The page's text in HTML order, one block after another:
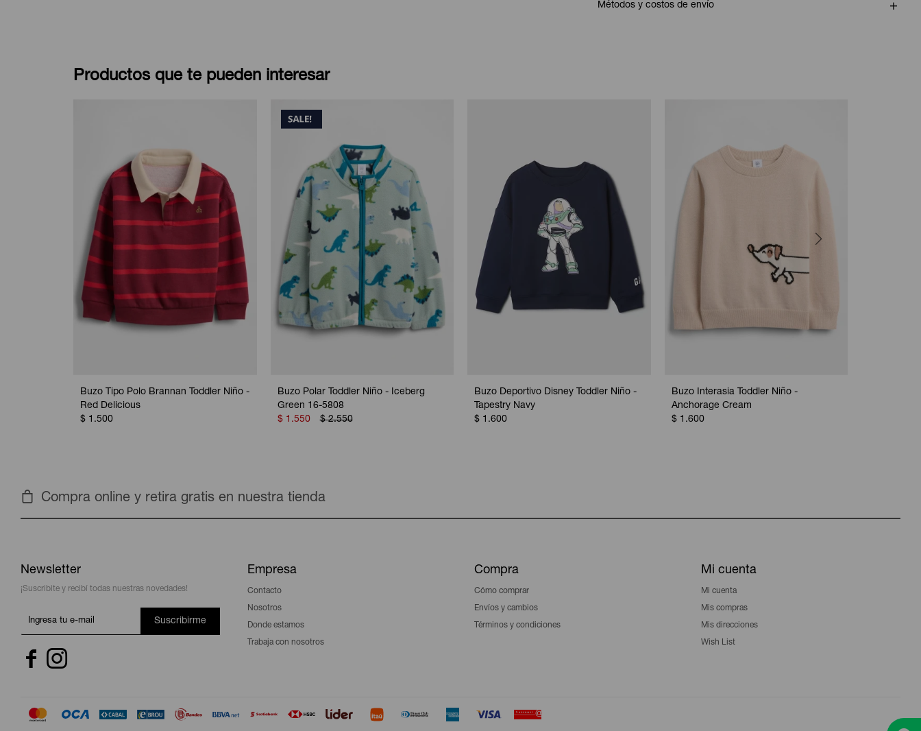
Métodos y costos de envío
Productos que te pueden interesar
Buzo Tipo Polo Brannan Toddler Niño -
Red Delicious
$ 1.500
Buzo Polar Toddler Niño - Iceberg
Green 16-5808
$ 1.550 $ 2.550
Buzo Deportivo Disney Toddler Niño -
Tapestry Navy
$ 1.600
Buzo Interasia Toddler Niño -
Anchorage Cream
$ 1.600
Compra online y retira gratis en nuestra tienda
Newsletter
¡Suscribite y recibí todas nuestras novedades!
Suscribirme
 
Empresa
Contacto
Nosotros
Donde estamos
Trabaja con nosotros
Compra
Cómo comprar
Envíos y cambios
Términos y condiciones
Mi cuenta
Mi cuenta
Mis compras
Mis direcciones
Wish List